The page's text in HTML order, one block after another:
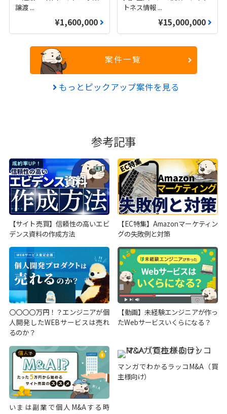
譲渡 ...
¥1,600,000
トネス情報 ...
¥15,000,000
案件一覧
もっとピックアップ案件を見る
参考記事
【サイト売買】信頼性の高いエビ
デンス資料の作成方法
【EC特集】Amazonマーケティン
グの失敗例と対策
〇〇〇〇万円！？エンジニアが個
人開発したWEBサービスは売れ
るのか？
【動画】未経験エンジニアが作っ
たWebサービスいくらになる？
いまは副業で個人M&Aする時
マンガでわかるラッコM&A（買
主様向け）